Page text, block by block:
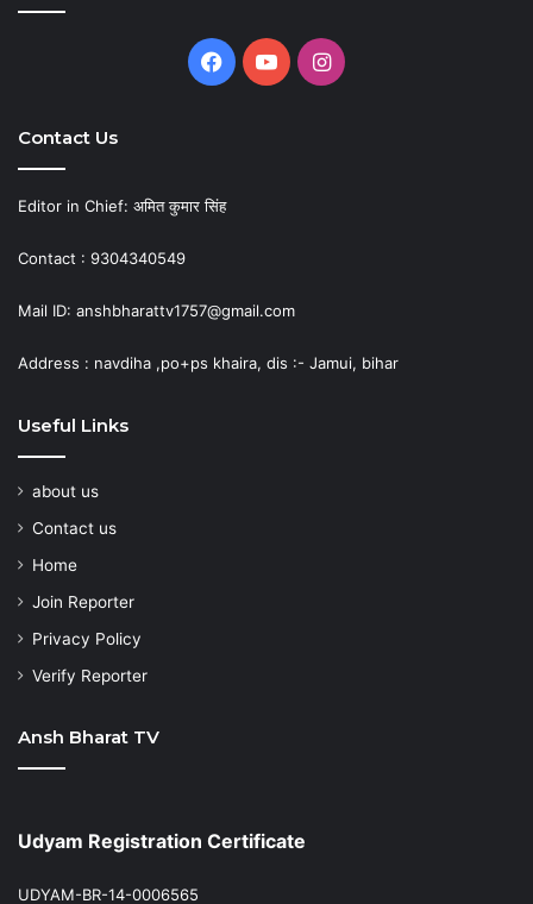
Facebook
YouTubeInstagram
Contact Us
Editor in Chief: अमित कुमार सिंह
Contact : 9304340549
Mail ID: anshbharattv1757@gmail.com
Address : navdiha ,po+ps khaira, dis :- Jamui, bihar
Useful Links
about us
Contact us
Home
Join Reporter
Privacy Policy
Verify Reporter
Ansh Bharat TV
Udyam Registration Certificate
UDYAM-BR-14-0006565